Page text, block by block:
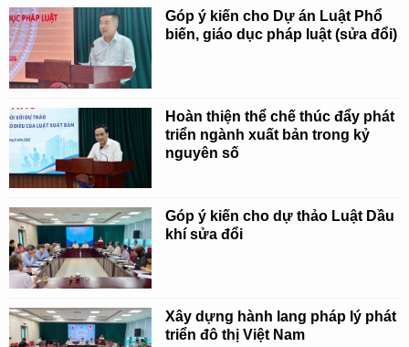
Góp ý kiến cho Dự án Luật Phổ
biến, giáo dục pháp luật (sửa đổi)
Hoàn thiện thể chế thúc đẩy phát
triển ngành xuất bản trong kỷ
nguyên số
Góp ý kiến cho dự thảo Luật Dầu
khí sửa đổi
Xây dựng hành lang pháp lý phát
triển đô thị Việt Nam